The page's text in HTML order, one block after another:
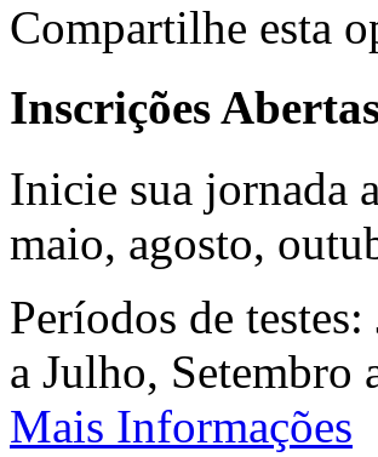
Compartilhe esta
Inscrições
Inicie sua jornada
maio, agosto,
Períodos de
a Julho, Setembro
Mais Informações